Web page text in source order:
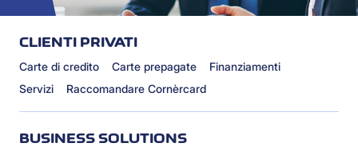
CLIENTI PRIVATI
Carte di credito Carte prepagate
Finanziamenti
Servizi
Raccomandare Cornèrcard
BUSINESS SOLUTIONS